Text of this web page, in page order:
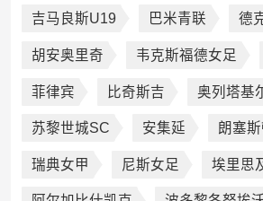
吉马良斯U19 巴米青联 德
胡安奥里奇 韦克斯福德女足
菲律宾 比奇斯吉 奥列塔基
苏黎世城SC 安集延 朗塞
瑞典女甲 尼斯女足 埃里思